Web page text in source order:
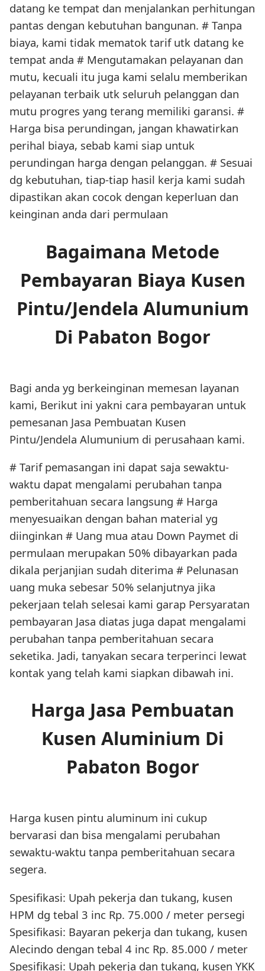
datang ke tempat dan menjalankan perhitungan
pantas dengan kebutuhan bangunan. # Tanpa
biaya, kami tidak mematok tarif utk datang ke
tempat anda # Mengutamakan pelayanan dan
mutu, kecuali itu juga kami selalu memberikan
pelayanan terbaik utk seluruh pelanggan dan
mutu progres yang terang memiliki garansi. #
Harga bisa perundingan, jangan khawatirkan
perihal biaya, sebab kami siap untuk
perundingan harga dengan pelanggan. # Sesuai
dg kebutuhan, tiap-tiap hasil kerja kami sudah
dipastikan akan cocok dengan keperluan dan
keinginan anda dari permulaan
Bagaimana Metode
Pembayaran Biaya Kusen
Pintu/Jendela Alumunium
Di Pabaton Bogor
Bagi anda yg berkeinginan memesan layanan
kami, Berikut ini yakni cara pembayaran untuk
pemesanan Jasa Pembuatan Kusen
Pintu/Jendela Alumunium di perusahaan kami.
# Tarif pemasangan ini dapat saja sewaktu-
waktu dapat mengalami perubahan tanpa
pemberitahuan secara langsung # Harga
menyesuaikan dengan bahan material yg
diinginkan # Uang mua atau Down Paymet di
permulaan merupakan 50% dibayarkan pada
dikala perjanjian sudah diterima # Pelunasan
uang muka sebesar 50% selanjutnya jika
pekerjaan telah selesai kami garap Persyaratan
pembayaran Jasa diatas juga dapat mengalami
perubahan tanpa pemberitahuan secara
seketika. Jadi, tanyakan secara terperinci lewat
kontak yang telah kami siapkan dibawah ini.
Harga Jasa Pembuatan
Kusen Aluminium Di
Pabaton Bogor
Harga kusen pintu aluminum ini cukup
bervarasi dan bisa mengalami perubahan
sewaktu-waktu tanpa pemberitahuan secara
segera.
Spesifikasi: Upah pekerja dan tukang, kusen
HPM dg tebal 3 inc Rp. 75.000 / meter persegi
Spesifikasi: Bayaran pekerja dan tukang, kusen
Alecindo dengan tebal 4 inc Rp. 85.000 / meter
Spesifikasi: Upah pekerja dan tukang, kusen YKK